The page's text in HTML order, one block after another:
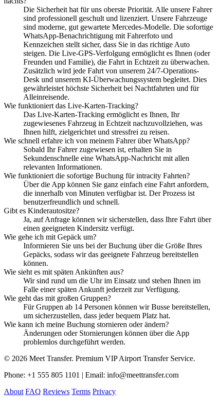
Die Sicherheit hat für uns oberste Priorität. Alle unsere Fahrer
sind professionell geschult und lizenziert. Unsere Fahrzeuge
sind moderne, gut gewartete Mercedes-Modelle. Die sofortige
WhatsApp-Benachrichtigung mit Fahrerfoto und
Kennzeichen stellt sicher, dass Sie in das richtige Auto
steigen. Die Live-GPS-Verfolgung ermöglicht es Ihnen (oder
Freunden und Familie), die Fahrt in Echtzeit zu überwachen.
Zusätzlich wird jede Fahrt von unserem 24/7-Operations-
Desk und unserem KI-Überwachungssystem begleitet. Dies
gewährleistet höchste Sicherheit bei Nachtfahrten und für
Alleinreisende.
Wie funktioniert das Live-Karten-Tracking?
Das Live-Karten-Tracking ermöglicht es Ihnen, Ihr
zugewiesenes Fahrzeug in Echtzeit nachzuvollziehen, was
Ihnen hilft, zielgerichtet und stressfrei zu reisen.
Wie schnell erfahre ich von meinem Fahrer über WhatsApp?
Sobald Ihr Fahrer zugewiesen ist, erhalten Sie in
Sekundenschnelle eine WhatsApp-Nachricht mit allen
relevanten Informationen.
Wie funktioniert die sofortige Buchung für intracity Fahrten?
Über die App können Sie ganz einfach eine Fahrt anfordern,
die innerhalb von Minuten verfügbar ist. Der Prozess ist
benutzerfreundlich und schnell.
Gibt es Kinderautositze?
Ja, auf Anfrage können wir sicherstellen, dass Ihre Fahrt über
einen geeigneten Kindersitz verfügt.
Wie gehe ich mit Gepäck um?
Informieren Sie uns bei der Buchung über die Größe Ihres
Gepäcks, sodass wir das geeignete Fahrzeug bereitstellen
können.
Wie sieht es mit späten Ankünften aus?
Wir sind rund um die Uhr im Einsatz und stehen Ihnen im
Falle einer späten Ankunft jederzeit zur Verfügung.
Wie geht das mit großen Gruppen?
Für Gruppen ab 14 Personen können wir Busse bereitstellen,
um sicherzustellen, dass jeder bequem Platz hat.
Wie kann ich meine Buchung stornieren oder ändern?
Änderungen oder Stornierungen können über die App
problemlos durchgeführt werden.
© 2026 Meet Transfer. Premium VIP Airport Transfer Service.
Phone: +1 555 805 1101 | Email: info@meettransfer.com
About FAQ Reviews Terms Privacy